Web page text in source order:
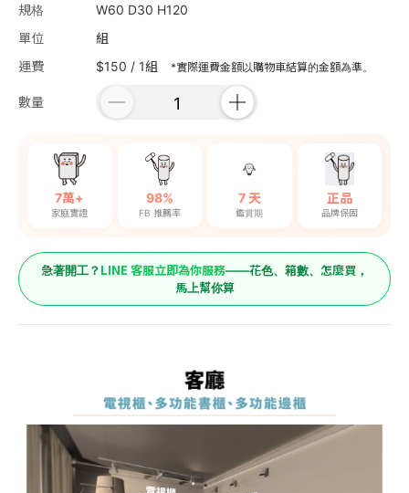
規格
W60 D30 H120
單位
組
運費
$150 / 1組 *實際運費金額以購物車結算的金額為準。
數量
7萬+
家庭實證
98%
FB 推薦率
7 天
鑑賞期
正品
品牌保固
急著開工？ LINE 客服立即為你服務——花色、箱數、怎麼買，
馬上幫你算